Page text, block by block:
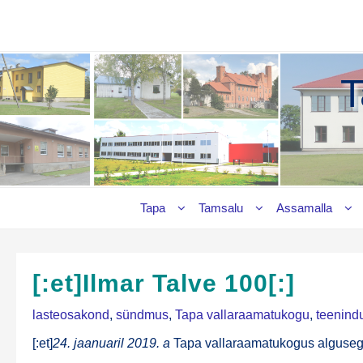
Tapa Tamsalu Assamalla
[:et]Ilmar Talve 100[:]
lasteosakond, sündmus, Tapa vallaraamatukogu,
[:et]24. jaa­nua­ril 2019. a Tapa val­la­raa­ma­tu­ko­gus